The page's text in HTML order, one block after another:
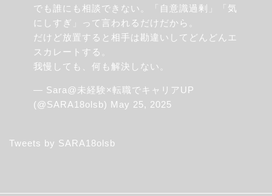
でも誰にも相談できない。「自意識過剰」「気
にしすぎ」って言われるだけだから。
だけど放置すると相手は勘違いしてどんどんエ
スカレートする。
我慢しても、何も解決しない。
— Sara@未経験×転職でキャリアUP
(@SARA18olsb) May 25, 2025
Tweets by SARA18olsb